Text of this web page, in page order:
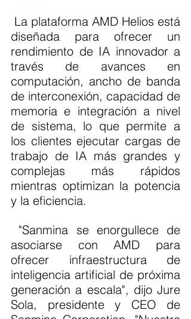
diseñada para ofrecer un
rendimiento de IA innovador a
través de avances en
computación, ancho de banda
de interconexión, capacidad de
memoria e integración a nivel
de sistema, lo que permite a
los clientes ejecutar cargas de
trabajo de IA más grandes y
complejas más rápidos
mientras optimizan la potencia
y la eficiencia.
asociarse con AMD para
ofrecer infraestructura de
inteligencia artificial de próxima
generación a escala", dijo Jure
Sola, presidente y CEO de